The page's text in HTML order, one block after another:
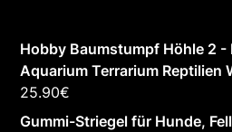
Hobby Baumstumpf Höhle 2 -
Aquarium Terrarium Reptilien
25.90€
Gummi-Striegel für Hunde,